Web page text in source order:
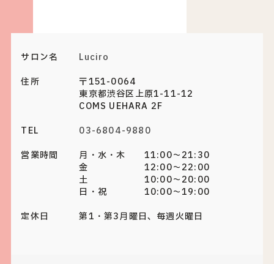
サロン名
Luciro
住所
〒151-0064
東京都渋谷区上原1-11-12
COMS UEHARA 2F
TEL
03-6804-9880
営業時間
月・水・木 11:00～21:30
金 12:00～22:00
土 10:00～20:00
日・祝 10:00～19:00
定休日
第1・第3月曜日、毎週火曜日